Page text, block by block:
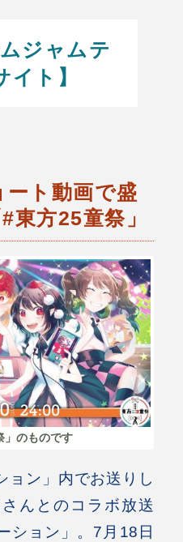
ジャムテ
イト】
ト動画で盛
東方25童祭」
」のものです
ョン」内でお送りし
んとのコラボ放送
ション」。7月18日